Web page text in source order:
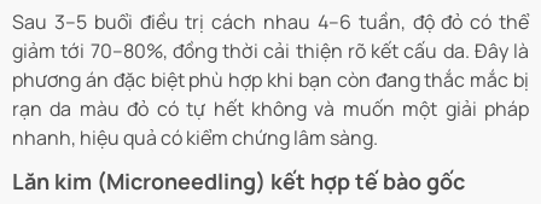
Sau 3–5 buổi điều trị cách nhau 4–6 tuần, độ đỏ có thể
giảm tới 70–80%, đồng thời cải thiện rõ kết cấu da. Đây là
phương án đặc biệt phù hợp khi bạn còn đang thắc mắc bị
rạn da màu đỏ có tự hết không và muốn một giải pháp
nhanh, hiệu quả có kiểm chứng lâm sàng.
Lăn kim (Microneedling) kết hợp tế bào gốc